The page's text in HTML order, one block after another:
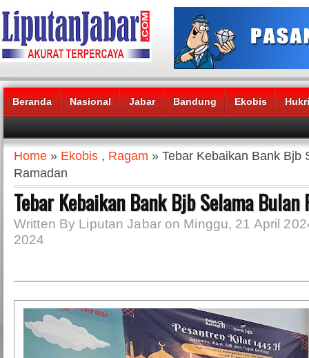
Beranda Nasional Jabar Bandung Ekobis
Headlines News :
Home » Ekobis , Ragam » Tebar Kebaikan Bank Bjb
Ramadan
Tebar Kebaikan Bank Bjb Selama Bulan
Written By Liputan Jabar on Minggu, 21 April
2024